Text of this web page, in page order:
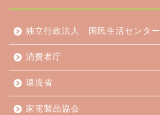
独立行政法人 国民生活センター
消費者庁
環境省
家電製品協会